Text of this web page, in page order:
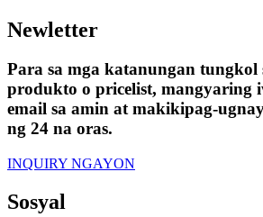
Newletter
Para sa mga katanungan tungkol
produkto o pricelist, mangyaring
email sa amin at makikipag-
ng 24 na oras.
INQUIRY NGAYON
Sosyal